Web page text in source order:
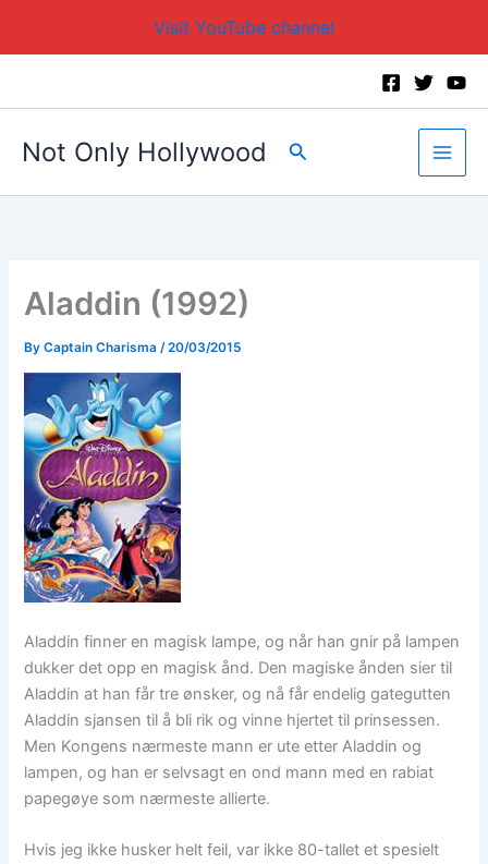
Visit YouTube channel
Not Only Hollywood Search
Aladdin (1992)
ByCaptain Charisma /20/03/2015
Aladdin finner en magisk lampe, og når han gnir på lampen
dukker det opp en magisk ånd. Den magiske ånden sier til
Aladdin at han får tre ønsker, og nå får endelig gategutten
Aladdin sjansen til å bli rik og vinne hjertet til prinsessen.
Men Kongens nærmeste mann er ute etter Aladdin og
lampen, og han er selvsagt en ond mann med en rabiat
papegøye som nærmeste allierte.
Hvis jeg ikke husker helt feil, var ikke 80-tallet et spesielt